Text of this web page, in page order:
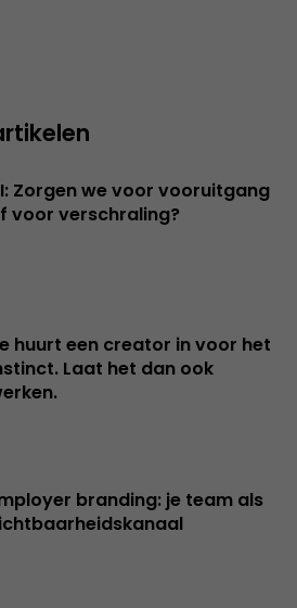
Zorgen we voor vooruitgang
voor verschraling?
huurt een creator in voor het
Laat het dan ook
branding: je team als